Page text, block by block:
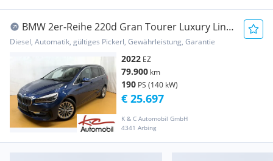
BMW 2er-Reihe 220d Gran Tourer Luxury Line
Aut.
Diesel, Automatik, gültiges Pickerl, Gewährleistung, Garantie
2022 EZ
79.900 km
190 PS (140 kW)
K & C Automobil GmbH
4341 Arbing
€ 25.697